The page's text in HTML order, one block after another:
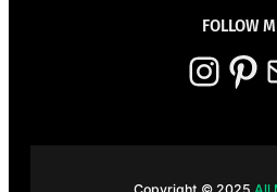
FOLLOW
Instagram Pinterest E-mail